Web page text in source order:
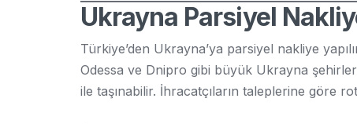
Ukrayna Parsiyel
Türkiye’den Ukrayna’ya parsiyel nakliye
Odessa ve Dnipro gibi büyük Ukrayna
ile taşınabilir. İhracatçıların taleplerine göre